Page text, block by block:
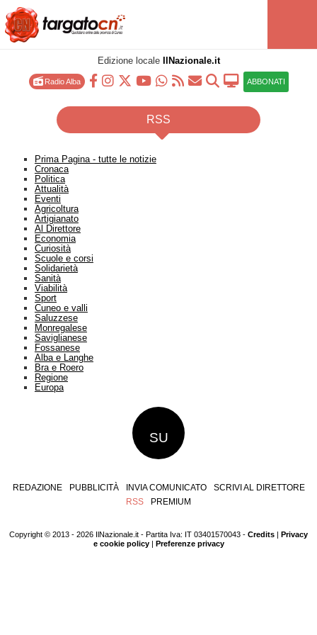
Edizione locale IlNazionale.it
Radio Alba ABBONATI
RSS
Prima Pagina - tutte le notizie
Cronaca
Politica
Attualità
Eventi
Agricoltura
Artigianato
Al Direttore
Economia
Curiosità
Scuole e corsi
Solidarietà
Sanità
Viabilità
Sport
Cuneo e valli
Saluzzese
Monregalese
Saviglianese
Fossanese
Alba e Langhe
Bra e Roero
Regione
Europa
SU
REDAZIONE PUBBLICITÀ INVIA COMUNICATO
SCRIVI AL DIRETTORE
RSS
PREMIUM
Copyright © 2013 - 2026 IlNazionale.it - Partita Iva: IT 03401570043 - Credits | Privacy
e cookie policy| Preferenze privacy